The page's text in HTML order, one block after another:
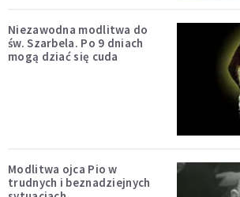
Niezawodna modlitwa do
św. Szarbela. Po 9 dniach
mogą dziać się cuda
Modlitwa ojca Pio w
trudnych i beznadziejnych